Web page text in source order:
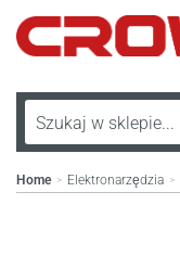
Home > Elektronarzędzia >